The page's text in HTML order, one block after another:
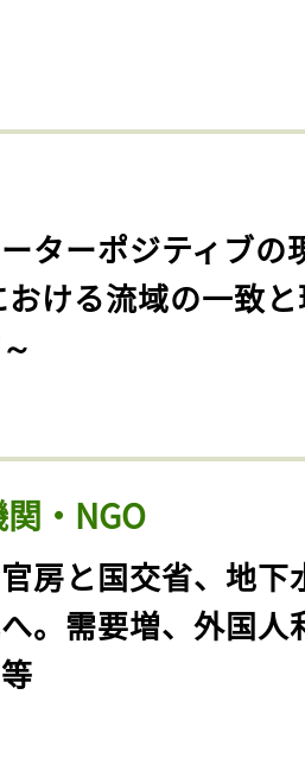
ーターポジティブの
ける流域の一致
・NGO
官房と国交省、地下
。需要増、外国人